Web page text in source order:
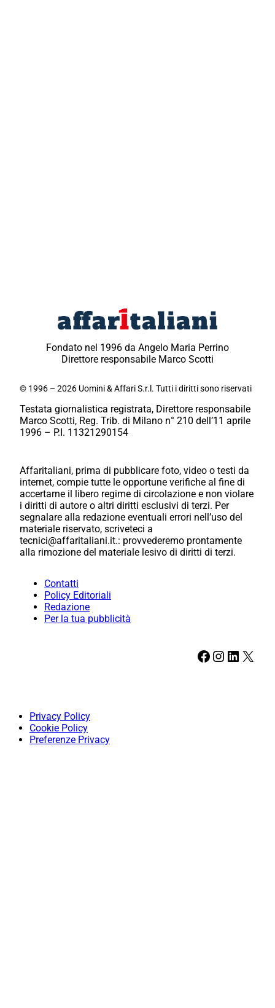
Fondato nel 1996 da Angelo Maria Perrino
Direttore responsabile Marco Scotti
© 1996 – 2026 Uomini & Affari S.r.l. Tutti i diritti sono riservati
Testata giornalistica registrata, Direttore responsabile
Marco Scotti, Reg. Trib. di Milano n° 210 dell’11 aprile
1996 – P.I. 11321290154
Affaritaliani, prima di pubblicare foto, video o testi da
internet, compie tutte le opportune verifiche al fine di
accertarne il libero regime di circolazione e non violare
i diritti di autore o altri diritti esclusivi di terzi. Per
segnalare alla redazione eventuali errori nell’uso del
materiale riservato, scriveteci a
tecnici@affaritaliani.it.: provvederemo prontamente
alla rimozione del materiale lesivo di diritti di terzi.
Contatti
Policy Editoriali
Redazione
Per la tua pubblicità
Facebook Instagram LinkedIn X
Privacy Policy
Cookie Policy
Preferenze Privacy